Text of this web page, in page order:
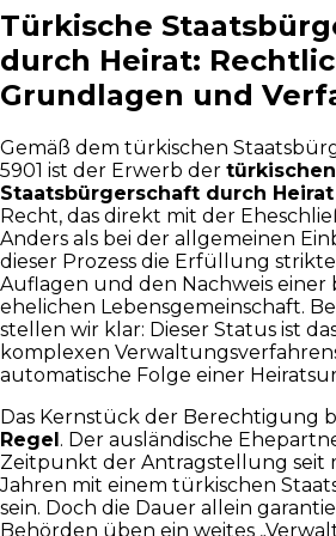
Türkische
durch Heirat:
Grundlagen und
Gemäß dem türkischen
5901 ist der Erwerb der türkischen
Staatsbürgerschaft durch Heirat
Recht, das direkt mit der
Anders als bei der allgemeinen
dieser Prozess die Erfüllung
Auflagen und den Nachweis einer
ehelichen Lebensgemeinschaft.
stellen wir klar: Dieser Status ist
komplexen
automatische Folge einer
Das Kernstück der Berechtigung
Regel . Der ausländische
Zeitpunkt der Antragstellung seit
Jahren mit einem türkischen
sein. Doch die Dauer allein
Behörden üben ein weites